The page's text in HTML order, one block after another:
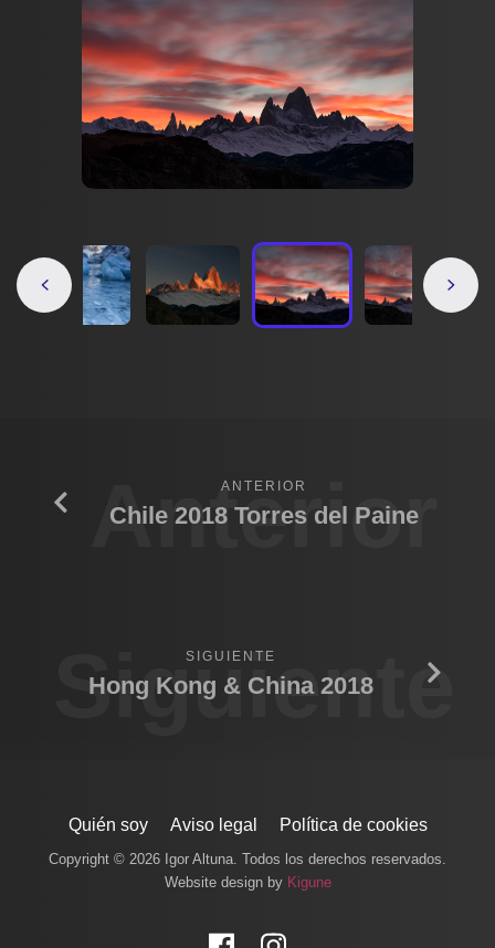
Anterior
ANTERIOR
Chile 2018 Torres del Paine
Siguiente
SIGUIENTE
Hong Kong & China 2018
Quién soy Aviso legal Política de cookies
Copyright © 2026 Igor Altuna. Todos los derechos reservados.
Website design by Kigune